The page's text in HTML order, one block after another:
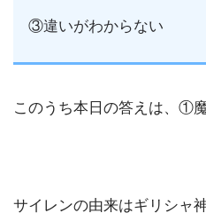
③違いがわからない
このうち本日の答えは、①
サイレンの由来はギリシャ